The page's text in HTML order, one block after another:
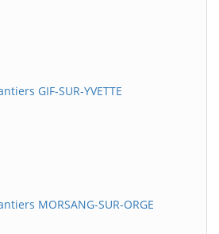
GIF-SUR-YVETTE
MORSANG-SUR-ORGE